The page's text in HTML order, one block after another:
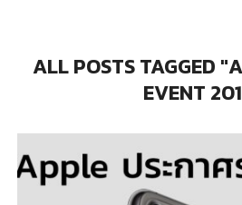
ALL POSTS TAGGED
EVENT